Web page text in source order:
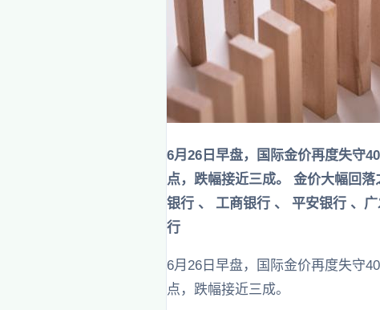
6月26日早盘，国际金价再度失守
点，跌幅接近三成。 金价大幅回
银行 、 工商银行 、 平安银行 、
行
6月26日早盘，国际金价再度失守
点，跌幅接近三成。